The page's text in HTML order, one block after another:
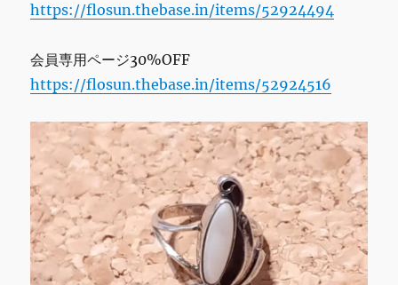
https://flosun.thebase.in/items/52924494
会員専用ページ30%OFF
https://flosun.thebase.in/items/52924516